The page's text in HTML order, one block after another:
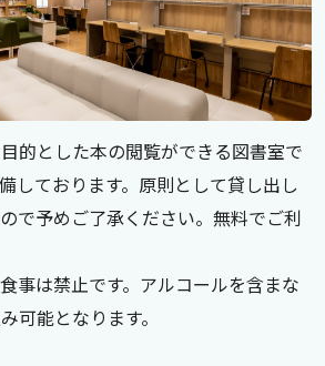
的とした本の閲覧ができる図書室で
しております。原則として貸し出し
で予めご了承ください。無料でご利
事は禁止です。アルコールを含まな
可能となります。